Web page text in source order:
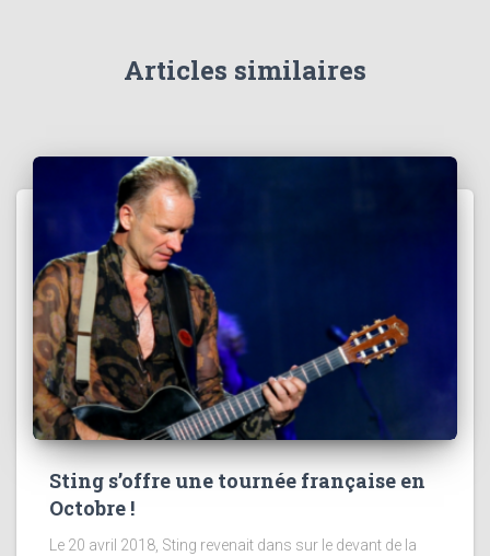
Articles similaires
Sting s’offre une tournée française en
Octobre !
Le 20 avril 2018, Sting revenait dans sur le devant de la